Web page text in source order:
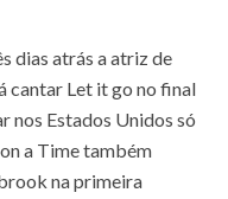
dias atrás a atriz de
cantar Let it go no final
nos Estados Unidos só
a Time também
na primeira